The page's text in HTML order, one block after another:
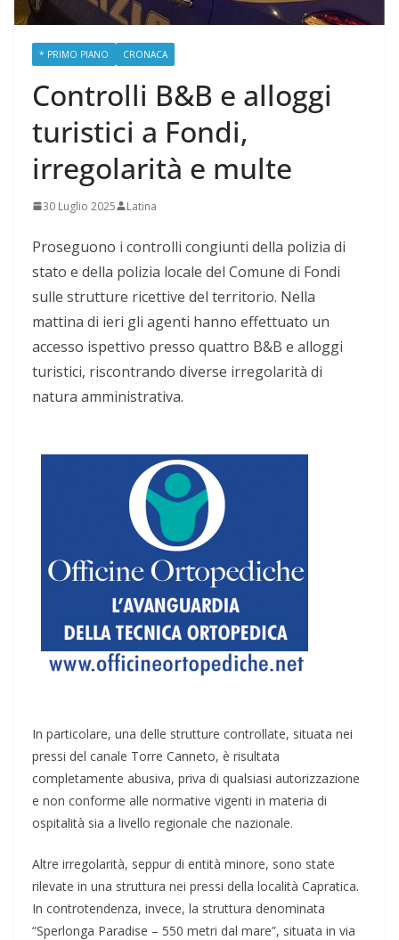
* PRIMO PIANO CRONACA
Controlli B&B e alloggi
turistici a Fondi,
irregolarità e multe
30 Luglio 2025 Latina
Proseguono i controlli congiunti della polizia di
stato e della polizia locale del Comune di Fondi
sulle strutture ricettive del territorio. Nella
mattina di ieri gli agenti hanno effettuato un
accesso ispettivo presso quattro B&B e alloggi
turistici, riscontrando diverse irregolarità di
natura amministrativa.
In particolare, una delle strutture controllate, situata nei
pressi del canale Torre Canneto, è risultata
completamente abusiva, priva di qualsiasi autorizzazione
e non conforme alle normative vigenti in materia di
ospitalità sia a livello regionale che nazionale.
Altre irregolarità, seppur di entità minore, sono state
rilevate in una struttura nei pressi della località Capratica.
In controtendenza, invece, la struttura denominata
“Sperlonga Paradise – 550 metri dal mare”, situata in via